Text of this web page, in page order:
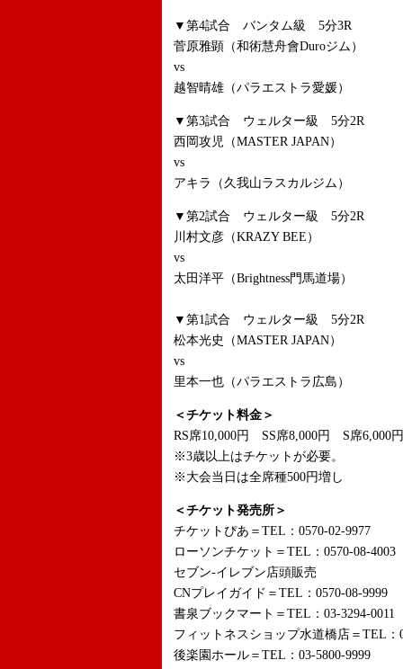
▼第4試合 バンタム級 5分3R
菅原雅顕（和術慧舟會Duroジム）
vs
越智晴雄（パラエストラ愛媛）
▼第3試合 ウェルター級 5分2R
西岡攻児（MASTER JAPAN）
vs
アキラ（久我山ラスカルジム）
▼第2試合 ウェルター級 5分2R
川村文彦（KRAZY BEE）
vs
太田洋平（Brightness門馬道場）
▼第1試合 ウェルター級 5分2R
松本光史（MASTER JAPAN）
vs
里本一也（パラエストラ広島）
＜チケット料金＞
RS席10,000円 SS席8,000円 S席6,000
※3歳以上はチケットが必
※大会当日は全席種500円増し
＜チケット発売所＞
チケットぴあ＝TEL：0570-02-9977
ローソンチケット＝TEL：0570-08-4003
セブン-イレブン店頭販売
CNプレイガイド＝TEL：0570-08-9999
書泉ブックマート＝TEL：03-3294-0011
フィットネスショップ水道橋店＝TEL：
後楽園ホール＝TEL：03-5800-9999